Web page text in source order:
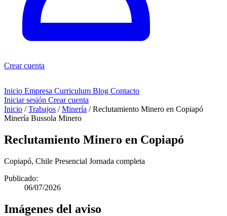
Crear cuenta
Inicio Empresa Curriculum Blog Contacto
Iniciar sesión Crear cuenta
Inicio / Trabajos / Minería / Reclutamiento Minero en Copiapó
Minería Bussola Minero
Reclutamiento Minero en Copiapó
Copiapó, Chile Presencial Jornada completa
Publicado:
06/07/2026
Imágenes del aviso